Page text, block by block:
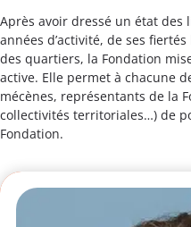
Après avoir dressé un état des
années d’activité, de ses
des quartiers, la Fondation
active. Elle permet à chacune
mécènes, représentants de la
collectivités territoriales…) de
Fondation.